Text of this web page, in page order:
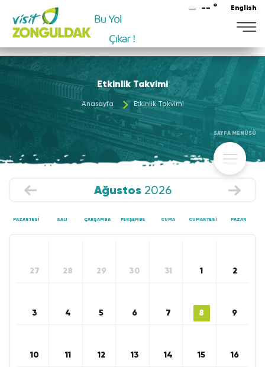
-- ° English
Etkinlik Takvimi
Anasayfa Etkinlik Takvimi
SAYFA MENÜSÜ
Ağustos 2026
PAZARTESI SALI ÇARŞAMBA PERŞEMBE CUMA CUMARTESI PAZAR
27 28 29 30 31 1 2
3 4 5 6 7 8 9
10 11 12 13 14 15 16